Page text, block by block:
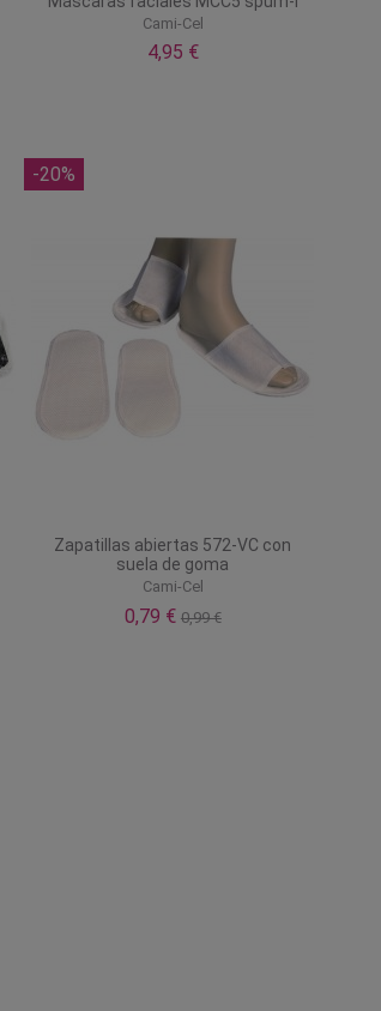
Cami-Cel
4,95 €
-20%
Zapatillas abiertas 572-VC con
suela de goma
Cami-Cel
0,79 € 0,99 €